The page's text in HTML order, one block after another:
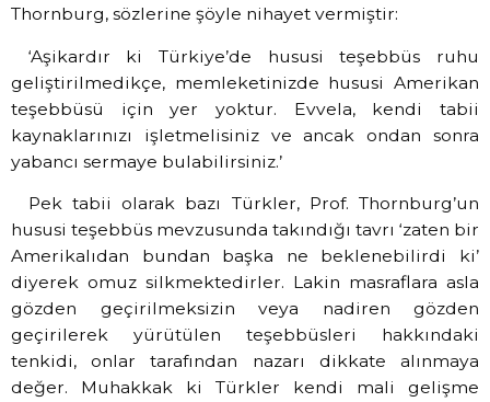
Thornburg, sözlerine şöyle nihayet vermiştir:
‘Aşikardır ki Türkiye’de hususi teşebbüs ruhu
geliştirilmedikçe, memleketinizde hususi Amerikan
teşebbüsü için yer yoktur. Evvela, kendi tabii
kaynaklarınızı işletmelisiniz ve ancak ondan sonra
yabancı sermaye bulabilirsiniz.’
Pek tabii olarak bazı Türkler, Prof. Thornburg’un
hususi teşebbüs mevzusunda takındığı tavrı ‘zaten bir
Amerikalıdan bundan başka ne beklenebilirdi ki’
diyerek omuz silkmektedirler. Lakin masraflara asla
gözden geçirilmeksizin veya nadiren gözden
geçirilerek yürütülen teşebbüsleri hakkındaki
tenkidi, onlar tarafından nazarı dikkate alınmaya
değer. Muhakkak ki Türkler kendi mali gelişme